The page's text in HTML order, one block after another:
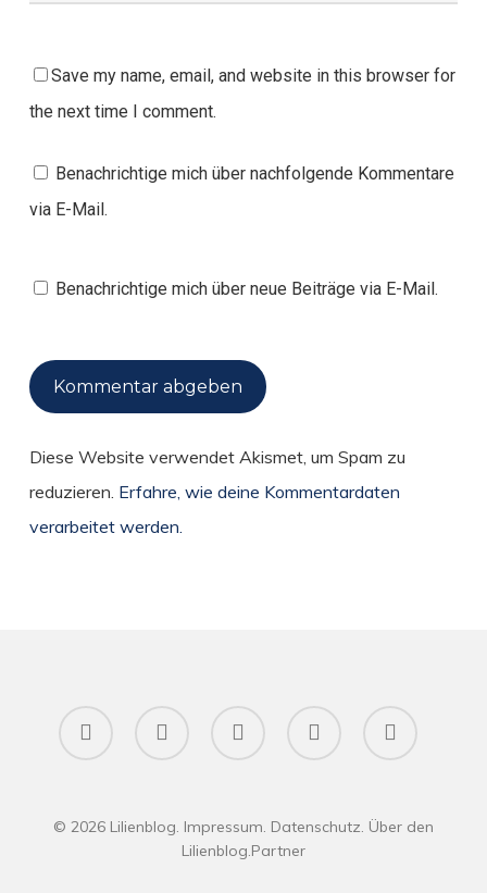
Save my name, email, and website in this browser for
the next time I comment.
Benachrichtige mich über nachfolgende Kommentare
via E-Mail.
Benachrichtige mich über neue Beiträge via E-Mail.
Diese Website verwendet Akismet, um Spam zu
reduzieren. Erfahre, wie deine Kommentardaten
verarbeitet werden.
twitter facebook pinterest RSS instagram
© 2026 Lilienblog. Impressum. Datenschutz. Über den
Lilienblog.Partner